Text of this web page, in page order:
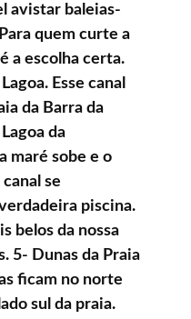
avistar baleias-
quem curte a
a escolha certa.
Esse canal
da Barra da
da
maré sobe e o
se
piscina.
belos da nossa
5- Dunas da Praia
ficam no norte
sul da praia.